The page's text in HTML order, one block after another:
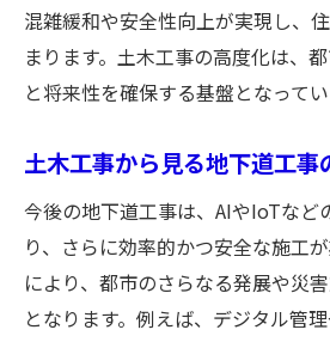
掘削工事とは何か土木工
トレンチカット工法の
化
学ぶ
地下道工事に欠かせない
例
掘削工事と土木工事の現
ト
混雑緩和や安全性向上が実現し、
まります。土木工事の高度化は、
と将来性を確保する基盤となってい
土木工事から見る地下道工事
今後の地下道工事は、AIやIoTなど
り、さらに効率的かつ安全な施工
により、都市のさらなる発展や災
となります。例えば、デジタル管